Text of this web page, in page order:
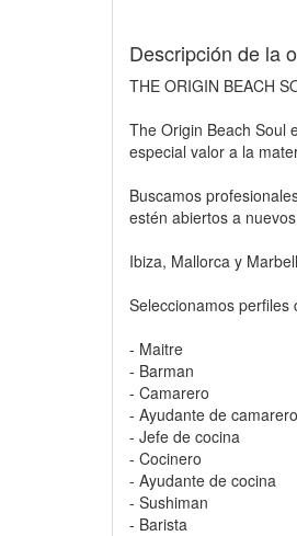
Descripción de la
THE ORIGIN BEACH
The Origin Beach Soul
especial valor a la
Buscamos
estén abiertos a
Ibiza, Mallorca y
Seleccionamos perfiles
- Maitre
- Barman
- Camarero
- Ayudante de camarero
- Jefe de cocina
- Cocinero
- Ayudante de cocina
- Sushiman
- Barista